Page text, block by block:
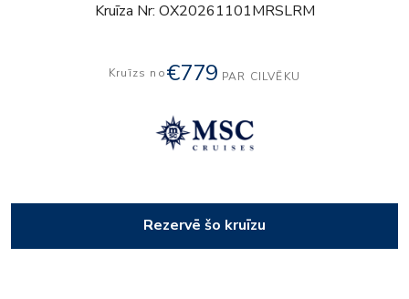
Kruīza Nr: OX20261101MRSLRM
Kruīzs no€779 PAR CILVĒKU
Rezervē šo kruīzu